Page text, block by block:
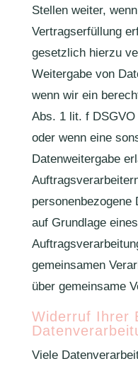
Stellen weiter,
Vertragserfüllung
gesetzlich hierzu
Weitergabe von
wenn wir ein
Abs. 1 lit. f
oder wenn eine
Datenweitergabe
personenbezogene
auf Grundlage
gemeinsamen
über gemeinsame
Widerruf Ihrer
Viele